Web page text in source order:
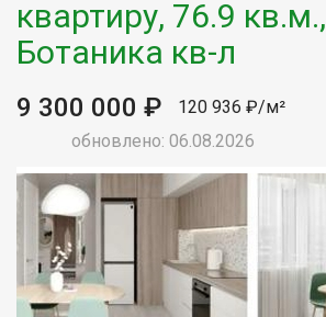
квартиру, 76.9 кв.м.,
Ботаника кв-л
9 300 000 ₽
120 936 ₽/м²
обновлено: 06.08.2026